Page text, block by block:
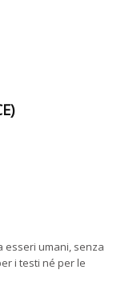
esseri umani, senza
i testi né per le